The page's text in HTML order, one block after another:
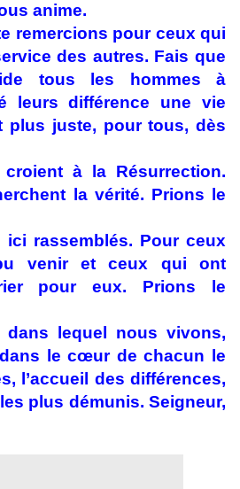
anime.
remercions pour ceux qui
des autres. Fais que
tous les hommes à
leurs différence une vie
plus juste, pour tous, dès
à la Résurrection.
la vérité. Prions le
rassemblés. Pour ceux
venir et ceux qui ont
pour eux. Prions le
lequel nous vivons,
le cœur de chacun le
l’accueil des différences,
plus démunis. Seigneur,